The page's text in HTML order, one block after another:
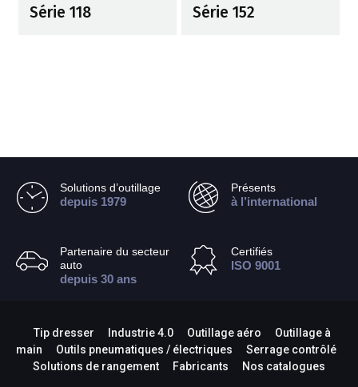
Série 118 Série 152
Solutions d’outillage
depuis 1979
Présents
à l’international
Partenaire du secteur
auto
depuis 30 ans
Certifiés
ISO 9001
Tip dresser Industrie 4.0 Outillage aéro
Outillage à
main
Outils pneumatiques / électriques
Serrage contrôlé
Solutions de rangement
Fabricants Nos catalogues